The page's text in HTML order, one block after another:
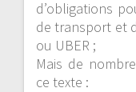
d’obligations
de transport et
ou UBER ;
Mais de
ce texte :